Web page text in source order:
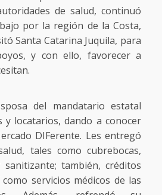
de salud, continuó
por la región de la Costa,
Santa Catarina Juquila, para
y con ello, favorecer a
del mandatario estatal
y locatarios, dando a conocer
DIFerente. Les entregó
tales como cubrebocas,
también, créditos
servicios médicos de las